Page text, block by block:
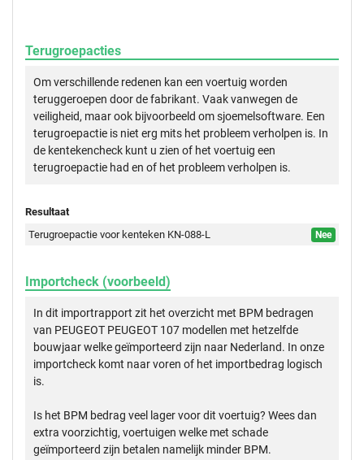
Terugroepacties
Om verschillende redenen kan een voertuig worden
teruggeroepen door de fabrikant. Vaak vanwegen de
veiligheid, maar ook bijvoorbeeld om sjoemelsoftware. Een
terugroepactie is niet erg mits het probleem verholpen is. In
de kentekencheck kunt u zien of het voertuig een
terugroepactie had en of het probleem verholpen is.
Resultaat
Terugroepactie voor kenteken KN-088-L
Nee
Importcheck (voorbeeld)
In dit importrapport zit het overzicht met BPM bedragen
van PEUGEOT PEUGEOT 107 modellen met hetzelfde
bouwjaar welke geïmporteerd zijn naar Nederland. In onze
importcheck komt naar voren of het importbedrag logisch
is.
Is het BPM bedrag veel lager voor dit voertuig? Wees dan
extra voorzichtig, voertuigen welke met schade
geïmporteerd zijn betalen namelijk minder BPM.